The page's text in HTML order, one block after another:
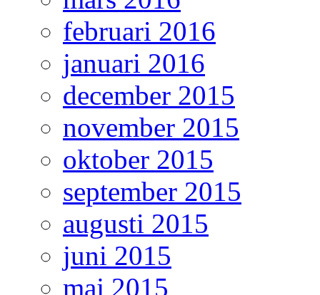
februari 2016
januari 2016
december 2015
november 2015
oktober 2015
september 2015
augusti 2015
juni 2015
maj 2015